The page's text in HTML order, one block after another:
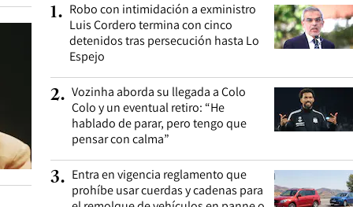
1. Robo con intimidación a exministro
Luis Cordero termina con cinco
detenidos tras persecución hasta Lo
Espejo
2. Vozinha aborda su llegada a Colo
Colo y un eventual retiro: “He
hablado de parar, pero tengo que
pensar con calma”
3. Entra en vigencia reglamento que
prohíbe usar cuerdas y cadenas para